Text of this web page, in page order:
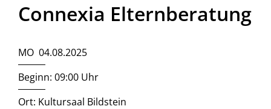
Connexia Elternberatung
MO 04.08.2025
Beginn: 09:00 Uhr
Ort: Kultursaal Bildstein